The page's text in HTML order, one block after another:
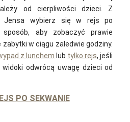
od cierpliwości dzieci. Z
Jensa wybierz się w rejs po
aby zobaczyć prawie
w ciągu zaledwie godziny.
z lunchem lub tylko rejs, jeśli
odwrócą uwagę dzieci od
PO SEKWANIE